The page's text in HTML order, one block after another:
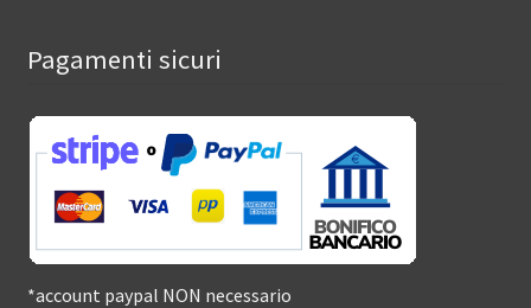
Pagamenti sicuri
*account paypal NON necessario